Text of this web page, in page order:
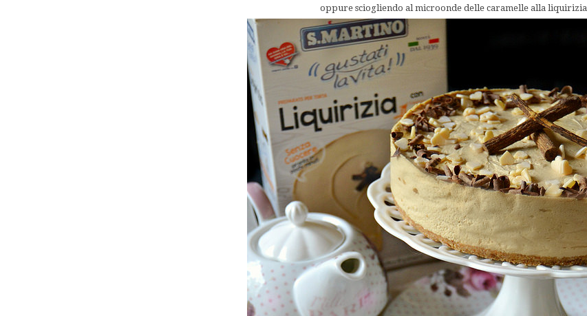
oppure sciogliendo al microonde delle caramelle alla liquirizia